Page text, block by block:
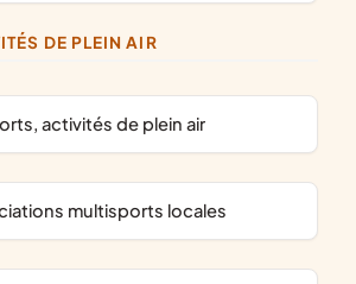
DE PLEIN AIR
activités de plein air
multisports locales